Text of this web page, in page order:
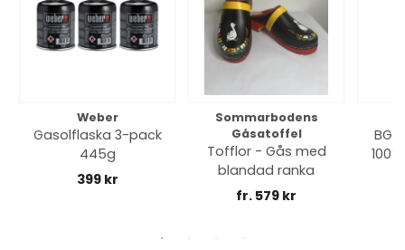
Weber
Gasolflaska 3-pack
445g
399 kr
Sommarbodens
Gåsatoffel
Tofflor - Gås med
blandad ranka
fr. 579 kr